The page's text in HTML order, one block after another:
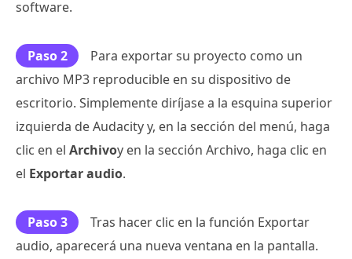
software.
Paso 2
Para exportar su proyecto como un
archivo MP3 reproducible en su dispositivo de
escritorio. Simplemente diríjase a la esquina superior
izquierda de Audacity y, en la sección del menú, haga
clic en el Archivoy en la sección Archivo, haga clic en
el Exportar audio.
Paso 3
Tras hacer clic en la función Exportar
audio, aparecerá una nueva ventana en la pantalla.